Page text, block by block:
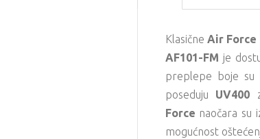
Klasične Air Force
AF101-FM je
preplepe boje
poseduju UV400
Force naočara su
mogućnost